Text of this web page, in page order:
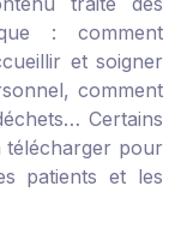
: comment
et soigner
comment
Certains
télécharger pour
patients et les